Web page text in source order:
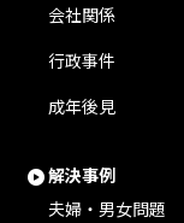
会社関係
行政事件
成年後見
解決事例
夫婦・男女問題